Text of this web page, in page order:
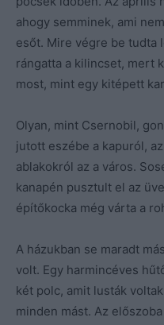
ahogy semminek, ami
esőt. Mire végre be tudta
rángatta a kilincset, mert
most, mint egy kitépett
Olyan, mint Csernobil,
jutott eszébe a kapuról,
ablakokról az a város.
kanapén pusztult el az
építőkocka még várta a
A házukban se maradt
volt. Egy harmincéves
két polc, amit lusták
minden mást. Az